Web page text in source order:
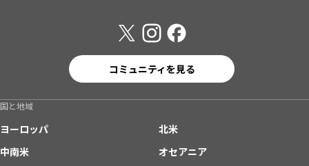
コミュニティを見る
国と地域
ヨーロッパ
北米
中南米
オセアニア